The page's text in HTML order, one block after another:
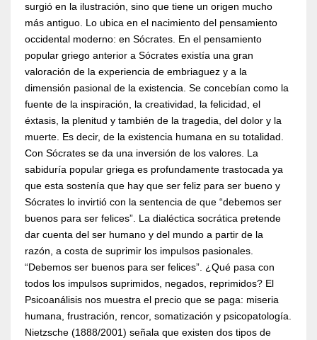
surgió en la ilustración, sino que tiene un origen mucho
más antiguo. Lo ubica en el nacimiento del pensamiento
occidental moderno: en Sócrates. En el pensamiento
popular griego anterior a Sócrates existía una gran
valoración de la experiencia de embriaguez y a la
dimensión pasional de la existencia. Se concebían como la
fuente de la inspiración, la creatividad, la felicidad, el
éxtasis, la plenitud y también de la tragedia, del dolor y la
muerte. Es decir, de la existencia humana en su totalidad.
Con Sócrates se da una inversión de los valores. La
sabiduría popular griega es profundamente trastocada ya
que esta sostenía que hay que ser feliz para ser bueno y
Sócrates lo invirtió con la sentencia de que “debemos ser
buenos para ser felices”. La dialéctica socrática pretende
dar cuenta del ser humano y del mundo a partir de la
razón, a costa de suprimir los impulsos pasionales.
“Debemos ser buenos para ser felices”. ¿Qué pasa con
todos los impulsos suprimidos, negados, reprimidos? El
Psicoanálisis nos muestra el precio que se paga: miseria
humana, frustración, rencor, somatización y psicopatología.
Nietzsche (1888/2001) señala que existen dos tipos de